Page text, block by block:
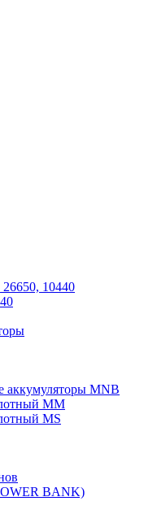
10440
аккумуляторы MNB
MM
MS
BANK)